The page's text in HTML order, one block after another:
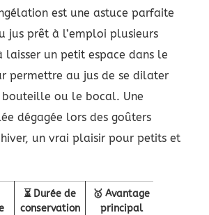
est une astuce parfaite
jus prêt à l’emploi plusieurs
laisser un petit espace dans le
permettre au jus de se dilater
bouteille ou le bocal. Une
dégagée lors des goûters
un vrai plaisir pour petits et
⏳ Durée de
conservation
🥇 Avantage
principal